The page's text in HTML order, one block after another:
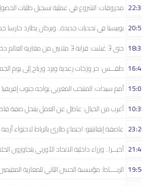
محروقات: الشروع في عملية تسجيل طلبات
بوبيستا في تحديات جديدة.. وبركان يطارد حارسا
حتى 3 غشت: قرابة 3 ملايين من مغاربة العالم دخلوا المغرب
طقـــس: حر وزخات رعدية وبرَد ورياح إلى يوم
أمم سيدات: المنتخب المغربي يواجه جنوب
أغرب من الخيال: عاطل عن العمل ينتحل صفة قاض
عاصفة إنفانتينو: اجتماع طارئ بالرباط لاحتواء
أخيـــرا.. وزراء داخلية الاتحاد الأوربي يتجاوزون
الربـــــاط: مؤسسة الحسن الثاني للمغاربة المقيمين